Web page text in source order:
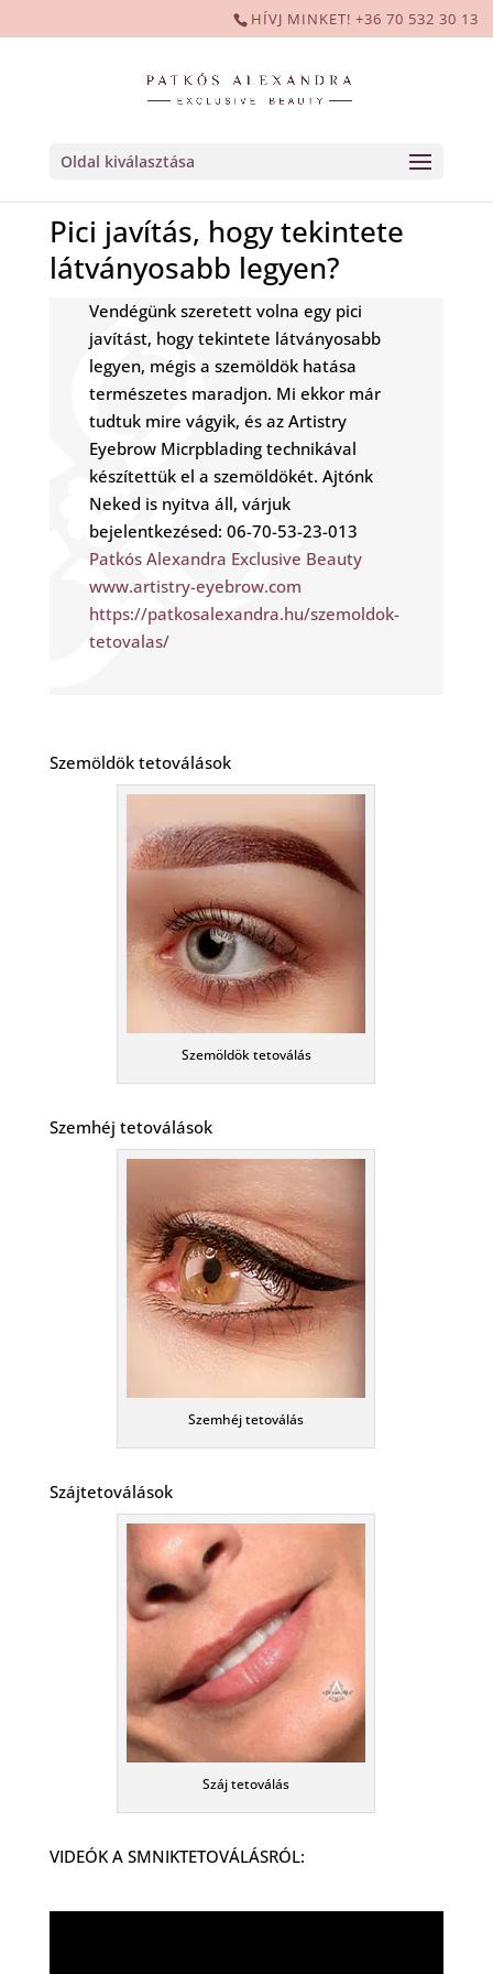
HÍVJ MINKET! +36 70 532 30 13
Oldal kiválasztása
Pici javítás, hogy tekintete
látványosabb legyen?
Vendégünk szeretett volna egy pici
javítást, hogy tekintete látványosabb
legyen, mégis a szemöldök hatása
természetes maradjon. Mi ekkor már
tudtuk mire vágyik, és az Artistry
Eyebrow Micrpblading technikával
készítettük el a szemöldökét. Ajtónk
Neked is nyitva áll, várjuk
bejelentkezésed: 06-70-53-23-013
Patkós Alexandra Exclusive Beauty
www.artistry-eyebrow.com
https://patkosalexandra.hu/szemoldok-
tetovalas/
Szemöldök tetoválások
Szemöldök tetoválás
Szemhéj tetoválások
Szemhéj tetoválás
Szájtetoválások
Száj tetoválás
VIDEÓK A SMNIKTETOVÁLÁSRÓL: